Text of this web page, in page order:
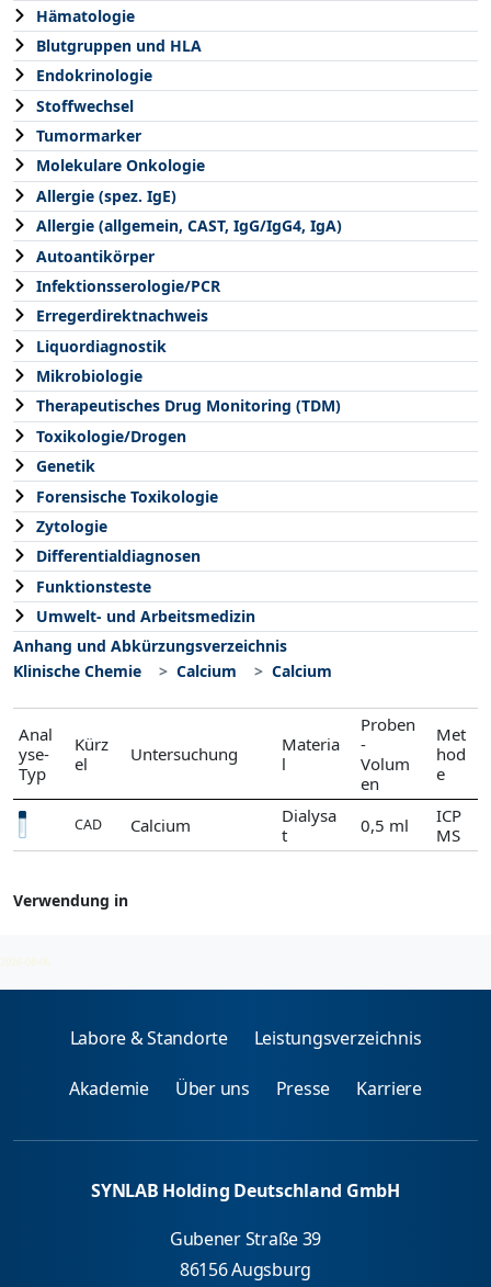
Hämatologie
Blutgruppen und HLA
Endokrinologie
Stoffwechsel
Tumormarker
Molekulare Onkologie
Allergie (spez. IgE)
Allergie (allgemein, CAST, IgG/IgG4, IgA)
Autoantikörper
Infektionsserologie/PCR
Erregerdirektnachweis
Liquordiagnostik
Mikrobiologie
Therapeutisches Drug Monitoring (TDM)
Toxikologie/Drogen
Genetik
Forensische Toxikologie
Zytologie
Differentialdiagnosen
Funktionsteste
Umwelt- und Arbeitsmedizin
Anhang und Abkürzungsverzeichnis
Klinische Chemie
Calcium Calcium
Anal
yse-
Typ
Kürz
el
Untersuchung
Materia
l
Proben
-
Volum
en
Met
hod
e
CAD Calcium
Dialysa
t
0,5 ml
ICP
MS
Verwendung in
2026-08-06
Labore & Standorte Leistungsverzeichnis
Akademie Über uns Presse Karriere
SYNLAB Holding Deutschland GmbH
Gubener Straße 39
86156 Augsburg